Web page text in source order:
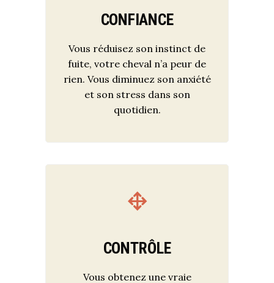
CONFIANCE
Vous réduisez son instinct de
fuite, votre cheval n’a peur de
rien. Vous diminuez son anxiété
et son stress dans son
quotidien.
CONTRÔLE
Vous obtenez une vraie